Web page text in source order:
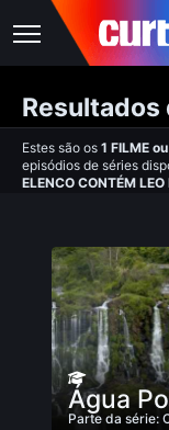
Resultados
Estes são os 1 FILME ou
episódios de séries
ELENCO CONTÉM LEO
Água
Parte da série: